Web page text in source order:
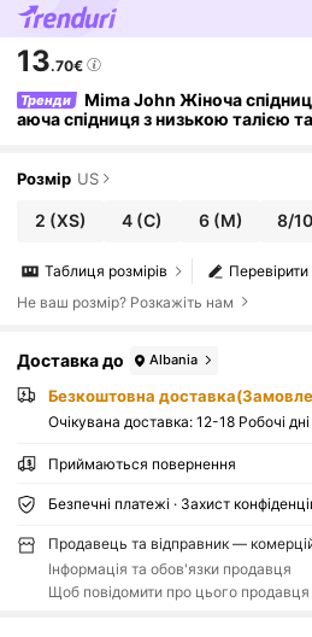
13.70€
Тренди
Mima John Жіноча
аюча спідниця з низькою талією
Розмір US
2 (XS) 4 (С) 6(М) 8/10
Таблиця розмірів
Не ваш розмір? Розкажіть нам
Доставка до Albania
Безкоштовна
Очікувана доставка: 12-18 Робочі дні
Приймаються повернення
Безпечні платежі · Захист
Продавець та відправник —
Інформація та обов'язки продавця
Щоб повідомити про цього